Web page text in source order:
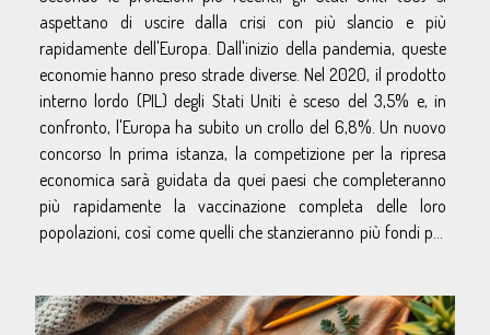
aspettano di uscire dalla crisi con più slancio e più
rapidamente dell'Europa. Dall'inizio della pandemia, queste
economie hanno preso strade diverse. Nel 2020, il prodotto
interno lordo (PIL) degli Stati Uniti è sceso del 3,5% e, in
confronto, l'Europa ha subito un crollo del 6,8%. Un nuovo
concorso In prima istanza, la competizione per la ripresa
economica sarà guidata da quei paesi che completeranno
più rapidamente la vaccinazione completa delle loro
popolazioni, così come quelli che stanzieranno più fondi per